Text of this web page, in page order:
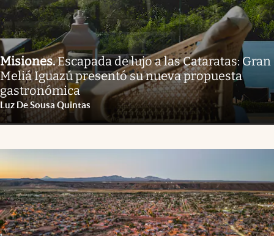
Misiones.Escapada de lujo a las Cataratas: Gran
Meliá Iguazú presentó su nueva propuesta
gastronómica
Luz De Sousa Quintas